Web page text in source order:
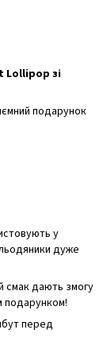
Lollipop зі
подарунок
у
дуже
смак дають змогу
подарунком!
перед